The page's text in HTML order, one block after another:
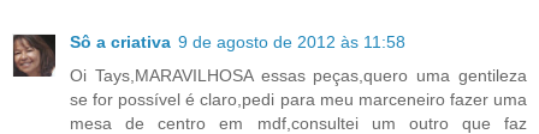
Sô a criativa 9 de agosto de 2012 às 11:58
Oi Tays,MARAVILHOSA essas peças,quero uma gentileza
se for possível é claro,pedi para meu marceneiro fazer uma
mesa de centro em mdf,consultei um outro que faz